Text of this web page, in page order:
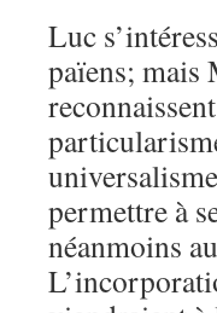
Luc
païens; mais
permettre à
néanmoins